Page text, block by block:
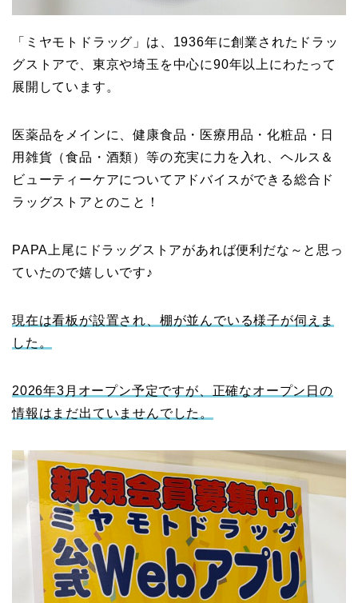
「ミヤモトドラッグ」は、1936年に創業されたドラッ
グストアで、東京や埼玉を中心に90年以上にわたって
展開しています。
医薬品をメインに、健康食品・医療用品・化粧品・日
用雑貨（食品・酒類）等の充実に力を入れ、ヘルス＆
ビューティーケアについてアドバイスができる総合ド
ラッグストアとのこと！
PAPA上尾にドラッグストアがあれば便利だな～と思っ
ていたので嬉しいです♪
現在は看板が設置され、棚が並んでいる様子が伺えま
した。
2026年3月オープン予定ですが、正確なオープン日の
情報はまだ出ていませんでした。